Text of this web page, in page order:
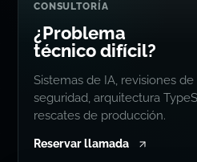
CONSULTORÍA
¿Problema
técnico difícil?
Sistemas de IA, revisiones de
seguridad, arquitectura
rescates de producción.
Reservar llamada